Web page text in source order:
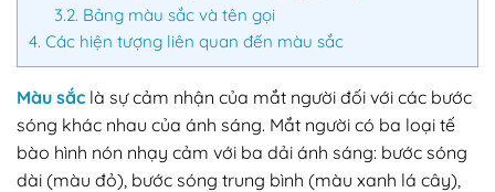
3.2. Bảng màu sắc và tên gọi
4. Các hiện tượng liên quan đến màu sắc
Màu sắc là sự cảm nhận của mắt người đối với các bước
sóng khác nhau của ánh sáng. Mắt người có ba loại tế
bào hình nón nhạy cảm với ba dải ánh sáng: bước sóng
dài (màu đỏ), bước sóng trung bình (màu xanh lá cây),